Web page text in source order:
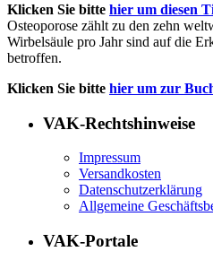
Klicken Sie bitte hier um diesen
Osteoporose zählt zu den zehn
Wirbelsäule pro Jahr sind auf die
betroffen.
Klicken Sie bitte hier um zur
VAK-Rechtshinweise
Impressum
Versandkosten
Datenschutzerklärung
Allgemeine
VAK-Portale